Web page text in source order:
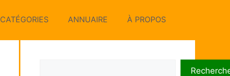
CATÉGORIES ANNUAIRE À PROPOS